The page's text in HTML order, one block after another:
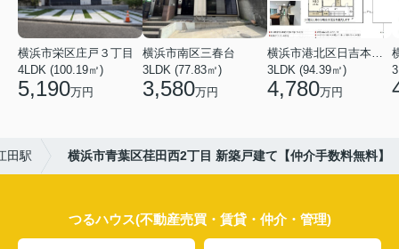
横浜市栄区庄戸３丁目
4LDK (100.19㎡)
5,190万円
横浜市南区三春台
3LDK (77.83㎡)
3,580万円
3LDK (94.39㎡)
4,780万円
田駅 横浜市青葉区荏田西2丁目 新築戸建て【仲介手数料無料】
つるハウス(不動産売買・賃貸・仲介・管理)